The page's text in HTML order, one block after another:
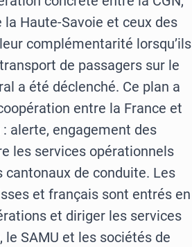
Haute-Savoie et ceux des
complémentarité lorsqu’ils
de passagers sur le
a été déclenché. Ce plan a
entre la France et
alerte, engagement des
les services opérationnels
de conduite. Les
et français sont entrés en
et diriger les services
le SAMU et les sociétés de